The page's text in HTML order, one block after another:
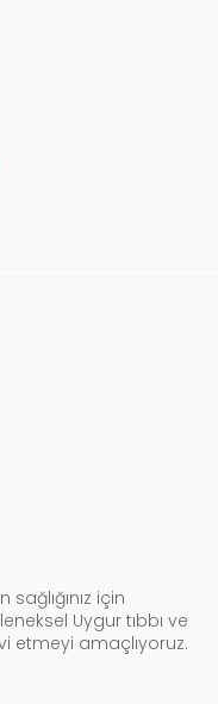
için
Uygur tıbbı ve
etmeyi amaçlıyoruz.